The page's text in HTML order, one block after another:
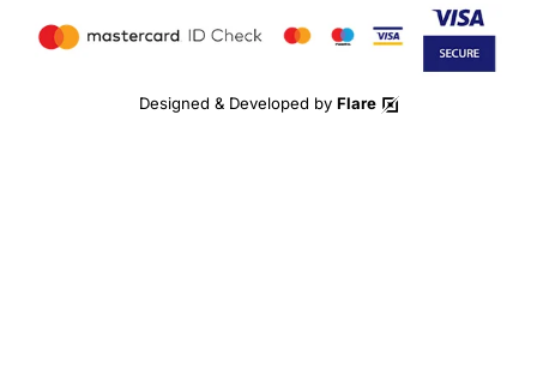
Designed & Developed by Flare